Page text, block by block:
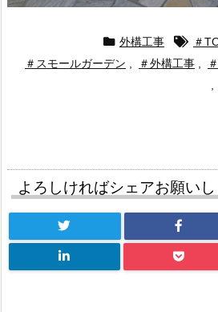
外構工事 ＃
＃スモールガーデン
＃外構工事
よろしければシェアお願い